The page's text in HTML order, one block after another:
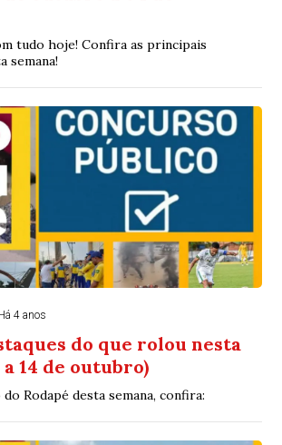
tudo hoje! Confira as principais
semana!
4 anos
do que rolou nesta
a 14 de outubro)
Rodapé desta semana, confira: